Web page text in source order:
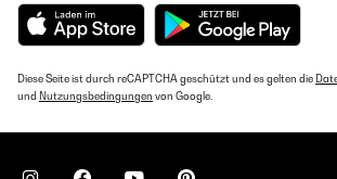
Diese Seite ist durch reCAPTCHA geschützt und es gelten die
und Nutzungsbedingungen von Google.